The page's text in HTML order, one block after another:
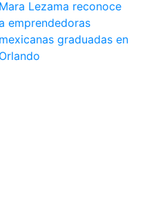
Mara Lezama reconoce
emprendedoras
mexicanas graduadas en
Orlando